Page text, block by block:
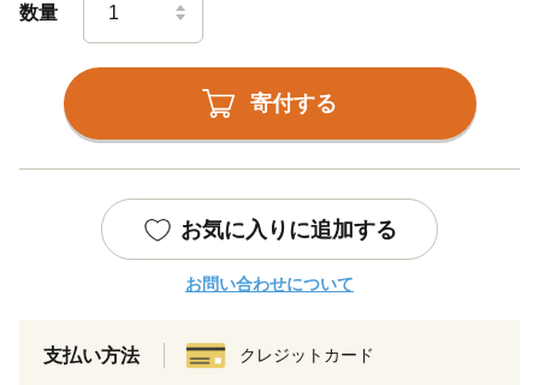
数量
寄付する
お気に入りに追加する
お問い合わせについて
支払い方法 クレジットカード